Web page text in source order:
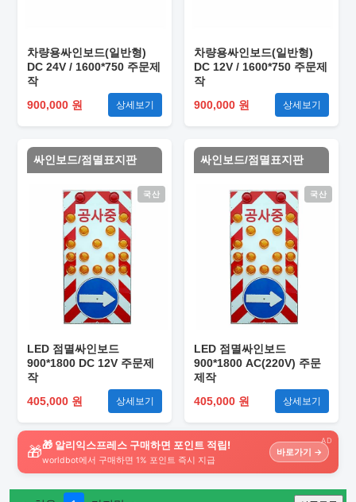
차량용싸인보드(일반형)
DC 24V / 1600*750 주문제
작
900,000 원
상세보기
차량용싸인보드(일반형)
DC 12V / 1600*750 주문제
작
900,000 원
상세보기
싸인보드/점멸표지판
국산
LED 점멸싸인보드
900*1800 DC 12V 주문제
작
405,000 원
상세보기
싸인보드/점멸표지판
국산
LED 점멸싸인보드
900*1800 AC(220V) 주문
제작
405,000 원
상세보기
AD
🎁🎁 알리익스프레스 구매하면 포인트 적립!
worldbot에서 구매하면 1% 포인트 즉시 지급
바로가기 →